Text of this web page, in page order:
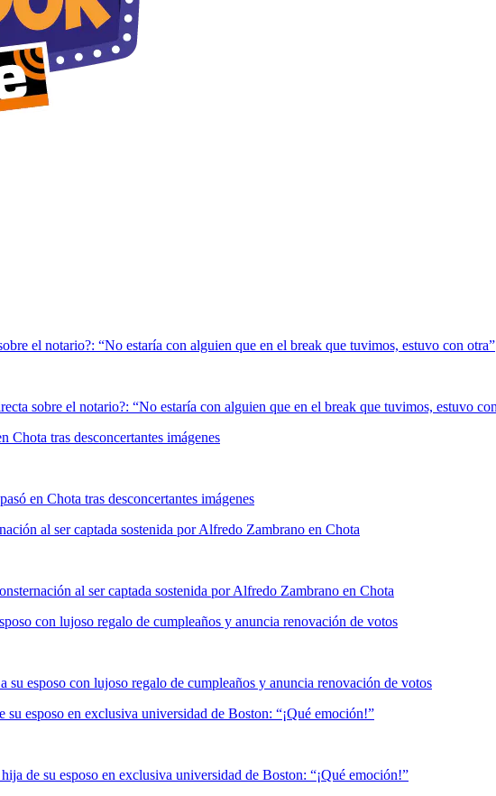
el notario?: “No estaría con alguien que en el break que tuvimos, estuvo con otra”
tras desconcertantes imágenes
al ser captada sostenida por Alfredo Zambrano en Chota
con lujoso regalo de cumpleaños y anuncia renovación de votos
esposo en exclusiva universidad de Boston: “¡Qué emoción!”